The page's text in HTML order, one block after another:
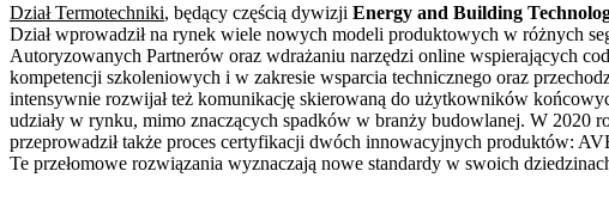
Dział Termotechniki, będący częścią dywizji Energy and Building
Dział wprowadził na rynek wiele nowych modeli produktowych w różnych
Autoryzowanych Partnerów oraz wdrażaniu narzędzi online wspierających
kompetencji szkoleniowych i w zakresie wsparcia technicznego oraz
intensywnie rozwijał też komunikację skierowaną do użytkowników
udziały w rynku, mimo znaczących spadków w branży budowlanej. W 2020
przeprowadził także proces certyfikacji dwóch innowacyjnych produktów:
Te przełomowe rozwiązania wyznaczają nowe standardy w swoich